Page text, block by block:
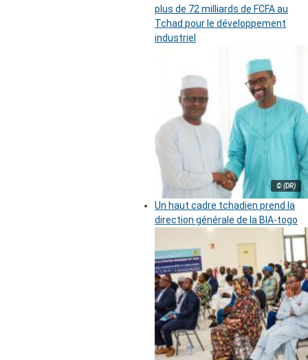
plus de 72 milliards de FCFA au
Tchad pour le développement
industriel
© (DR)
Un haut cadre tchadien prend la
direction générale de la BIA-togo